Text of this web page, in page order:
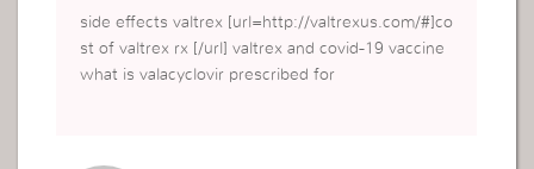
side effects valtrex [url=http://valtrexus.com/#]co
st of valtrex rx [/url] valtrex and covid-19 vaccine
what is valacyclovir prescribed for